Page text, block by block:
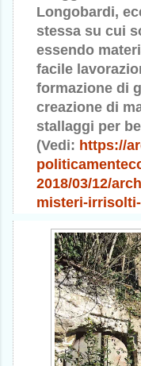
Longobardi,
stessa su cui
essendo
facile
formazione di
creazione di
stallaggi per
(Vedi: https://
2018/03/12/
misteri-